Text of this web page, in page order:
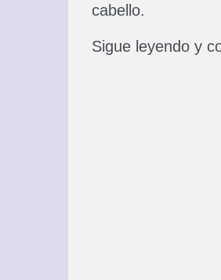
cabello.
Sigue leyendo y